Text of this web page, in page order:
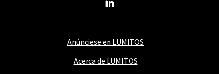
Anúnciese en LUMITOS
Acerca de LUMITOS